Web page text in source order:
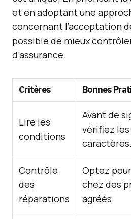
et en adoptant une
concernant l’acceptation
possible de mieux
d’assurance.
Critères Bonnes
Lire les
conditions
Avant de
vérifiez
caractères.
Contrôle
des
réparations
Optez
chez des
agréés.